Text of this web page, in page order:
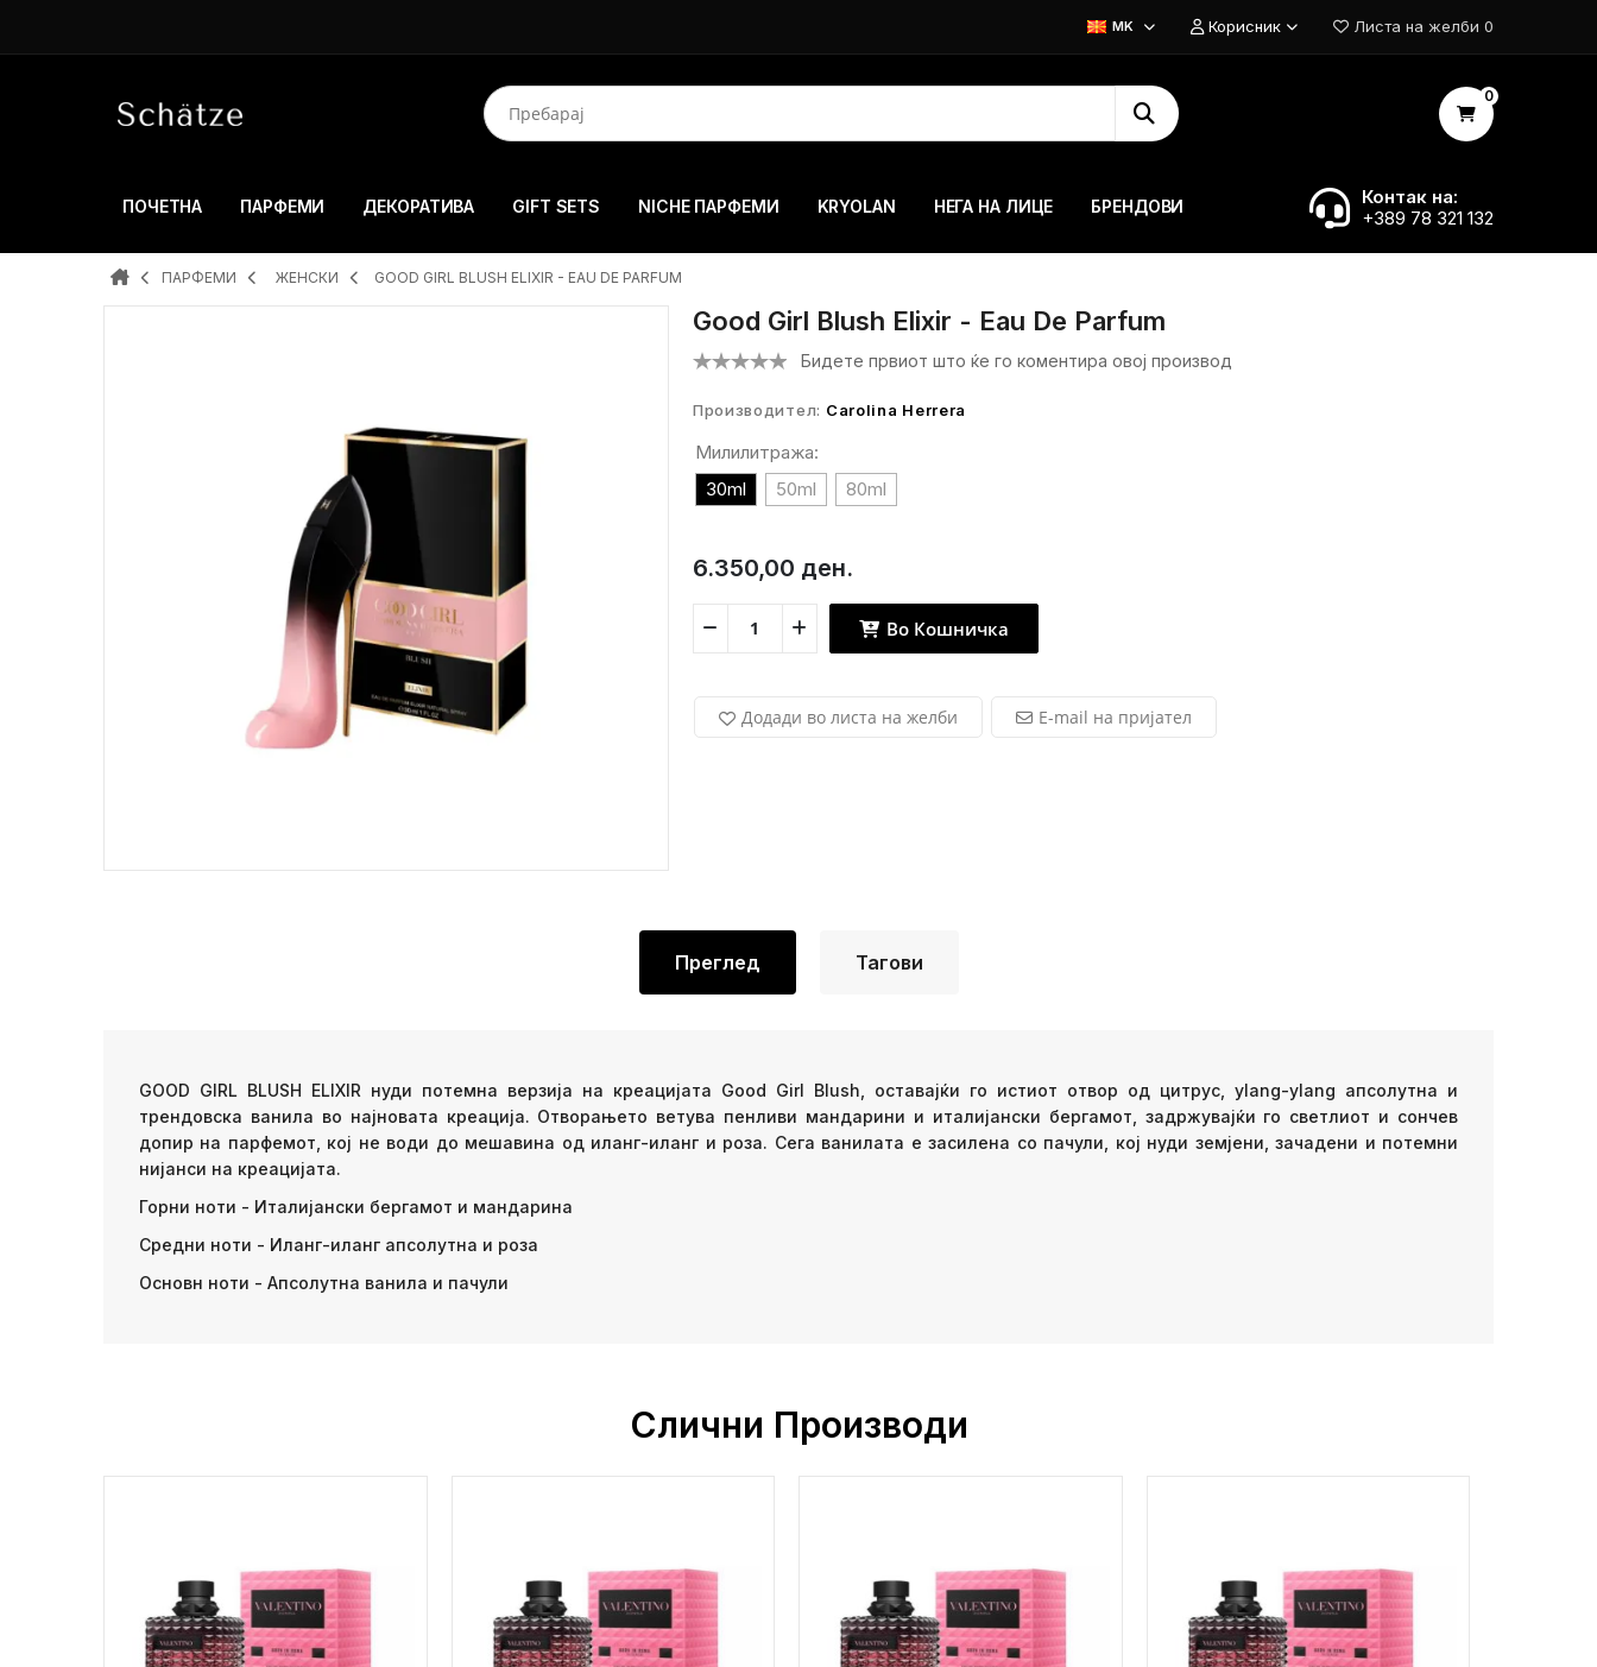
MK Корисник Листа на желби 0
0
ПОЧЕТНА ПАРФЕМИ ДЕКОРАТИВА GIFT SETS NICHE ПАРФЕМИ KRYOLAN НЕГА НА ЛИЦЕ БРЕНДОВИ
Контак на:
+389 78 321 132
ПАРФЕМИ ЖЕНСКИ GOOD GIRL BLUSH ELIXIR - EAU DE PARFUM
Good Girl Blush Elixir - Eau De Parfum
Бидете првиот што ќе го коментира овој производ
Производител: Carolina Herrera
Милилитража:
30ml
50ml 80ml
6.350,00 ден.
Во Кошничка
Додади во листа на желби E-mail на пријател
Преглед Тагови
GOOD GIRL BLUSH ELIXIR нуди потемна верзија на креацијата Good Girl Blush, оставајќи го истиот отвор од цитрус, ylang-ylang апсолутна и
трендовска ванила во најновата креација. Отворањето ветува пенливи мандарини и италијански бергамот, задржувајќи го светлиот и сончев
допир на парфемот, кој не води до мешавина од иланг-иланг и роза. Сега ванилата е засилена со пачули, кој нуди земјени, зачадени и потемни
нијанси на креацијата.
Горни ноти - Италијански бергамот и мандарина
Средни ноти - Иланг-иланг апсолутна и роза
Основн ноти - Апсолутна ванила и пачули
Слични Производи